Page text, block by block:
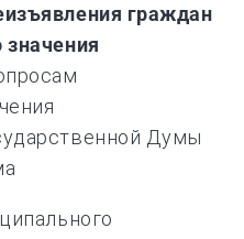
граждан
значения
Думы